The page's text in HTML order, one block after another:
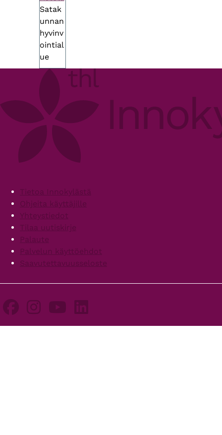
Satak
unnan
hyvinv
ointial
ue
FooterTietoa Innokylästä
Ohjeita käyttäjille
Yhteystiedot
Tilaa uutiskirje
Palaute
Palvelun käyttöehdot
Saavutettavuusseloste